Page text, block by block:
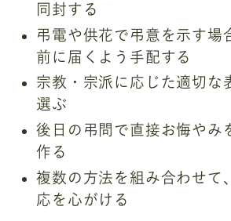
同封する
弔電や供花で弔意を示す場
前に届くよう手配する
宗教・宗派に応じた適切な
選ぶ
後日の弔問で直接お悔やみ
作る
複数の方法を組み合わせて
応を心がける